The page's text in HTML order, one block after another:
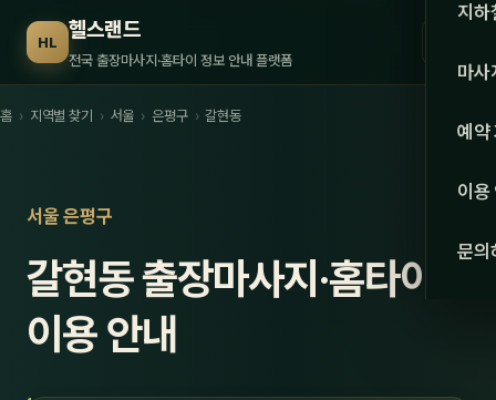
HL 헬스랜드
전국 출장마사지·홈타이 정보 안내 플랫폼 서울
강원·
강원
지하
마사
관리
스
예약
이용
문의
홈 › 지역별 찾기 › 서울 › 은평구 › 갈현동
서울 은평구
갈현동 출장마사지·홈타이
이용 안내